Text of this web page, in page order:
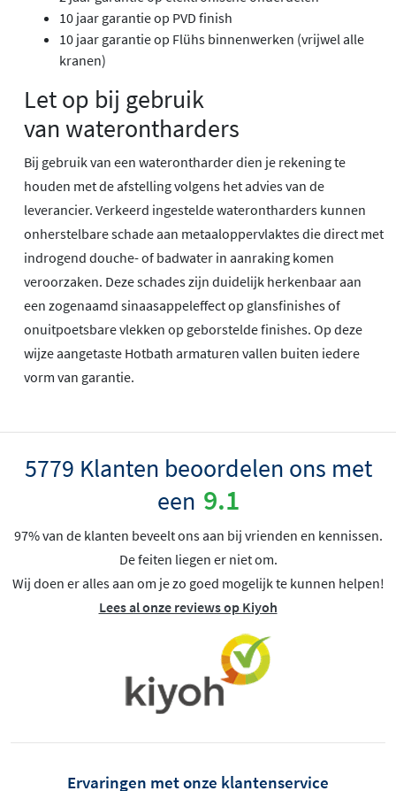
10 jaar garantie op PVD finish
10 jaar garantie op Flühs binnenwerken (vrijwel alle
kranen)
Let op bij gebruik
van waterontharders
Bij gebruik van een waterontharder dien je rekening te
houden met de afstelling volgens het advies van de
leverancier. Verkeerd ingestelde waterontharders kunnen
onherstelbare schade aan metaaloppervlaktes die direct met
indrogend douche- of badwater in aanraking komen
veroorzaken. Deze schades zijn duidelijk herkenbaar aan
een zogenaamd sinaasappeleffect op glansfinishes of
onuitpoetsbare vlekken op geborstelde finishes. Op deze
wijze aangetaste Hotbath armaturen vallen buiten iedere
vorm van garantie.
5779 Klanten beoordelen ons met
een 9.1
97% van de klanten beveelt ons aan bij vrienden en kennissen.
De feiten liegen er niet om.
Wij doen er alles aan om je zo goed mogelijk te kunnen helpen!
Lees al onze reviews op Kiyoh
Ervaringen met onze klantenservice